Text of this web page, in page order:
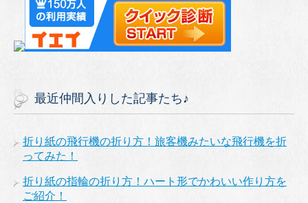
最近仲間入りした記事たち♪
折り紙の飛行機の折り方！旅客機みたいな飛行機を折
ってみた！
折り紙の指輪の折り方！ハート形でかわいい作り方を
ご紹介！